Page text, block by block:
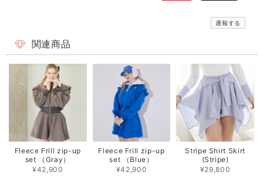
通報する
関連商品
Fleece Frill zip-up
set （Gray）
¥42,900
Fleece Frill zip-up
set （Blue）
¥42,900
Stripe Shirt Skirt
(Stripe)
¥29,800